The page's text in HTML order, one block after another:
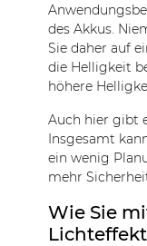
des Akkus.
Sie daher auf
die Helligkeit
höhere
Auch hier gibt
Insgesamt
ein wenig
mehr
Wie Sie